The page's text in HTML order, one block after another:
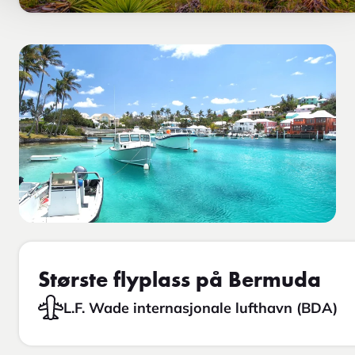
Største flyplass på Bermuda
L.F. Wade internasjonale lufthavn (BDA)